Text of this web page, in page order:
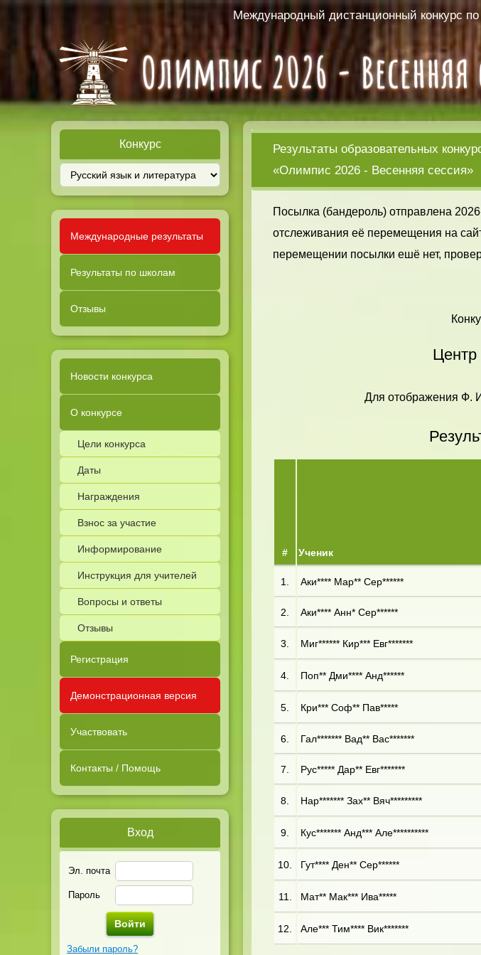
Международный дистанционный конкурс
Конкурс
Международные результаты
Результаты по школам
Отзывы
Новости конкурса
О конкурсе
Цели конкурса
Даты
Награждения
Взнос за участие
Информирование
Инструкция для учителей
Вопросы и ответы
Отзывы
Регистрация
Демонстрационная версия
Участвовать
Контакты / Помощь
Вход
Эл. почта
Пароль
Забыли пароль?
Результаты образовательных
«Олимпис 2026 - Весенняя сессия»
Посылка (бандероль) отправлена
отслеживания её перемещения на
перемещении посылки ешё нет,
Центр
Для отображения Ф.
# Ученик
1. Аки**** Мар** Сер******
2. Аки**** Анн* Сер******
3. Миг****** Кир*** Евг*******
4. Поп** Дми**** Анд******
5. Кри*** Соф** Пав*****
6. Гал******* Вад** Вас*******
7. Рус***** Дар** Евг*******
8. Нар******* Зах** Вяч*********
9. Кус******* Анд*** Але**********
10. Гут**** Ден** Сер******
11. Мат** Мак*** Ива*****
12. Але*** Тим**** Вик*******